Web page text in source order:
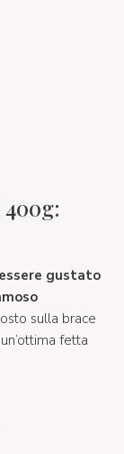
gustato
sulla brace
fetta